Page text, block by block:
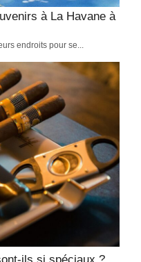
trajets en bus et